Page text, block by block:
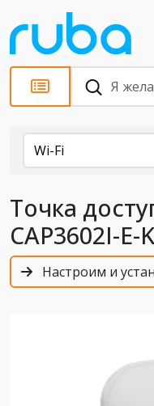
Каталог
Wi-Fi
Точка
CAP3602I-E-
Настроим и